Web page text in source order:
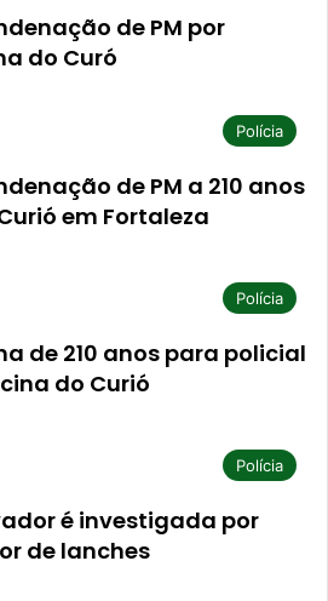
de PM por
do Curó
Polícia
de PM a 210 anos
em Fortaleza
Polícia
de 210 anos para policial
do Curió
Polícia
é investigada por
de lanches